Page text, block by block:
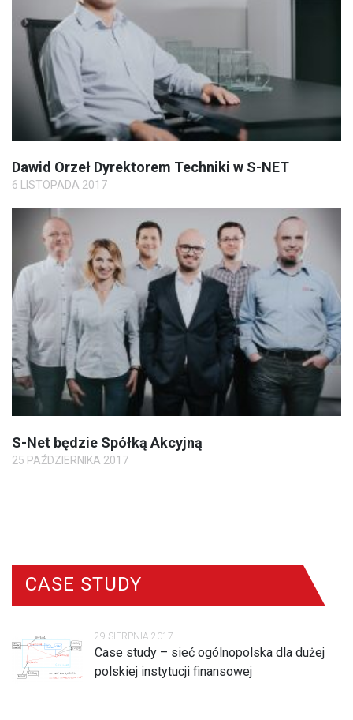
Dawid Orzeł Dyrektorem Techniki w S-NET
6 LISTOPADA 2017
S-Net będzie Spółką Akcyjną
25 PAŹDZIERNIKA 2017
CASE STUDY
29 SIERPNIA 2017
Case study – sieć ogólnopolska dla dużej
polskiej instytucji finansowej